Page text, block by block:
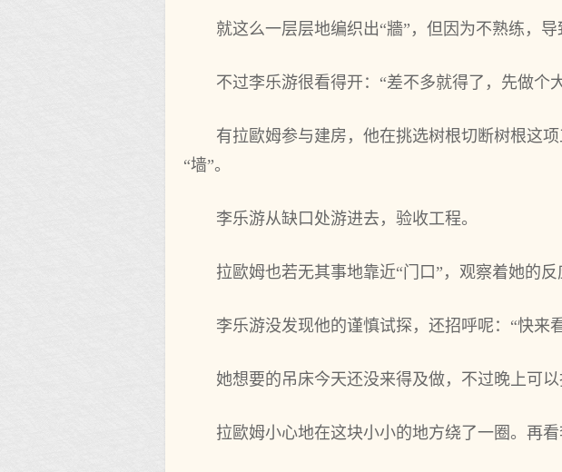
就这么一层层地编织出“牆”，但因为不熟练，导
不过李乐游很看得开：“差不多就得了，先‌做个
有拉歐姆参与建房，他在挑选树根切断树根这
“墙”。
李乐游从缺口处游进去，验收工程。
拉歐姆也若无‌其‌事地靠近“门口”，观察着她的反
李乐游没发现他的谨慎试探，还招呼呢：“快来
她想要的吊床今天还没来得及做，不过晚上可
拉歐姆小心地在这块小小的地方绕了一圈。再